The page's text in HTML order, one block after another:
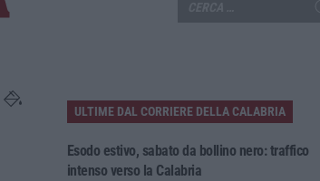
ULTIME DAL CORRIERE DELLA CALABRIA
Esodo estivo, sabato da bollino nero: traffico
intenso verso la Calabria